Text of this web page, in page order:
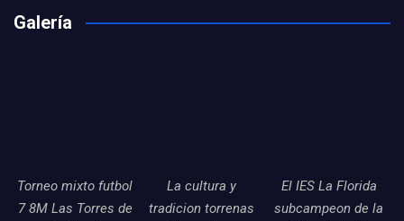
Galería
Torneo mixto futbol
7 8M Las Torres de
La cultura y
tradicion torrenas
El IES La Florida
subcampeon de la